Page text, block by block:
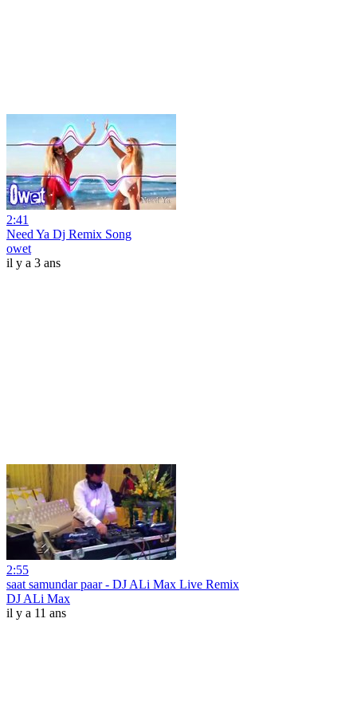
2:41
Need Ya Dj Remix Song
owet
il y a 3 ans
2:55
saat samundar paar - DJ ALi Max Live Remix
DJ ALi Max
il y a 11 ans